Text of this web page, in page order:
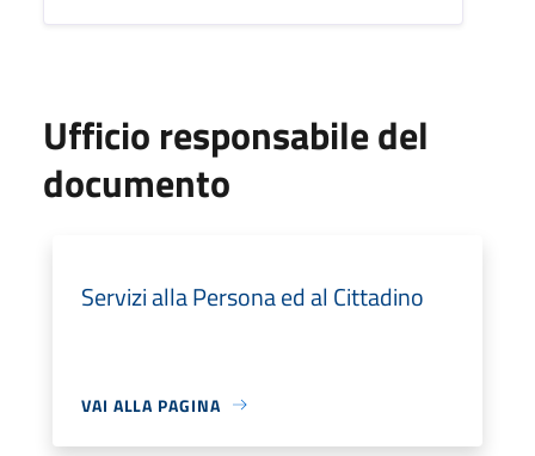
Ufficio responsabile del
documento
Servizi alla Persona ed al Cittadino
VAI ALLA PAGINA